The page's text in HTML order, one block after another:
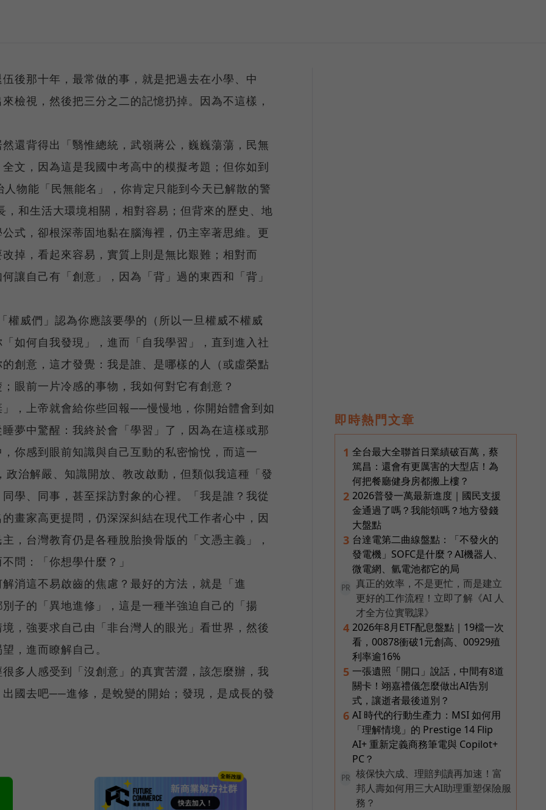
後那十年，最常做的事，就是把過去在小學、中
檢視，然後把三分之二的記憶扔掉。因為不這樣，
還背得出「翳惟總統，武嶺蔣公，巍巍蕩蕩，民無
文，因為這是我國中考高中的模擬考題；但你如到
物能「民無能名」，你肯定只能到今天已解散的警
和生活大環境相關，相對容易；但背來的歷史、地
式，卻根深蒂固地黏在腦海裡，仍主宰著思維。更
掉，看起來容易，實質上則是無比艱難；相對而
讓自己有「創意」，因為「背」過的東西和「背」
威們」認為你應該要學的（所以一旦權威不權威
如何自我發現」，進而「自我學習」，直到進入社
創意，這才發覺：我是誰、是哪樣的人（或虛榮點
眼前一片冷感的事物，我如何對它有創意？
，上帝就會給你些回報──慢慢地，你開始體會到如
夢中驚醒：我終於會「學習」了，因為在這樣或那
你感到眼前知識與自己互動的私密愉悅，而這一
治解嚴、知識開放、教改啟動，但類似我這種「發
學、同事，甚至採訪對象的心裡。「我是誰？我從
畫家高更提問，仍深深糾結在現代工作者心中，因
，台灣教育仍是各種脫胎換骨版的「文憑主義」，
問：「你想學什麼？」
消這不易啟齒的焦慮？最好的方法，就是「進
子的「異地進修」，這是一種半強迫自己的「揚
，強要求自己由「非台灣人的眼光」看世界，然後
，進而瞭解自己。
多人感受到「沒創意」的真實苦澀，該怎麼辦，我
國去吧──進修，是蛻變的開始；發現，是成長的發
即時熱門文章
1 全台最大全聯首日業績破百萬，蔡
篤昌：還會有更厲害的大型店！為
何把餐廳健身房都搬上樓？
2 2026普發一萬最新進度｜國民支援
金通過了嗎？我能領嗎？地方發錢
大盤點
3 台達電第二曲線盤點：「不發火的
發電機」SOFC是什麼？AI機器人、
微電網、氫電池都它的局
PR
真正的效率，不是更忙，而是建立
更好的工作流程！立即了解《AI 人
才全方位實戰課》
4 2026年8月ETF配息盤點｜19檔一次
看，00878衝破1元創高、00929殖
利率逾16%
5 一張遺照「開口」說話，中間有8道
關卡！翊嘉禮儀怎麼做出AI告別
式，讓逝者最後道別？
6 AI 時代的行動生產力：MSI 如何用
「理解情境」的 Prestige 14 Flip
AI+ 重新定義商務筆電與 Copilot+
PC？
PR
核保快六成、理賠判讀再加速！富
邦人壽如何用三大AI助理重塑保險服
務？